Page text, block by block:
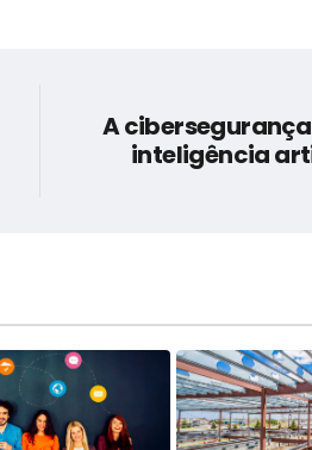
A
inteligência